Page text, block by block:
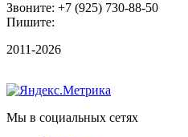
Звоните: +7 (925) 730-88-50
Пишите:
2011-2026
Мы в социальных сетях